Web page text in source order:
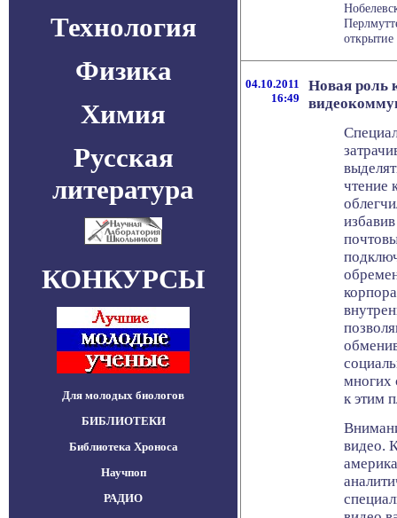
Технология
Физика
Химия
Русская
литература
КОНКУРСЫ
Для молодых биологов
БИБЛИОТЕКИ
Библиотека Хроноса
Научпоп
РАДИО
04.10.2011
16:49
Новая роль
чтение
многих
к этим
видео.